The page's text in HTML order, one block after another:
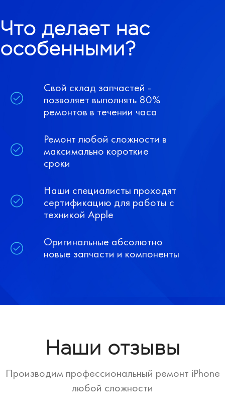
Что делает нас
особенными?
Свой склад запчастей -
позволяет выполнять 80%
ремонтов в течении часа
Ремонт любой сложности в
максимально короткие
сроки
Наши специалисты проходят
сертификацию для работы с
техникой Apple
Оригинальные абсолютно
новые запчасти и компоненты
Наши отзывы
Производим профессиональный ремонт iPhone
любой сложности